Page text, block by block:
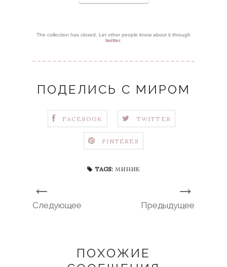
The collection has closed. Let other people know about it through
twitter.
ПОДЕЛИСЬ С МИРОМ
FACEBOOK TWITTER
PINTERES
TAGS: миник
←
Следующее
→
Предыдущее
ПОХОЖИЕ